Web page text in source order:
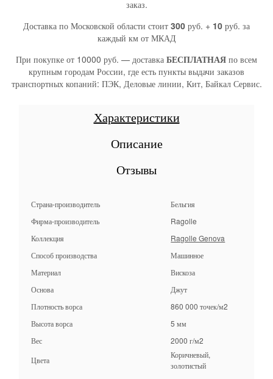
заказ.
Доставка по Московской области стоит 300 руб. + 10 руб. за
каждый км от МКАД
При покупке от 10000 руб. — доставка БЕСПЛАТНАЯ по всем
крупным городам России, где есть пункты выдачи заказов
транспортных копаний: ПЭК, Деловые линии, Кит, Байкал Сервис.
Характеристики
Описание
Отзывы
Страна-производитель
Бельгия
Фирма-производитель
Ragolle
Коллекция
Ragolle Genova
Способ производства
Машинное
Материал
Вискоза
Основа
Джут
Плотность ворса
860 000 точек/м2
Высота ворса
5 мм
Вес
2000 г/м2
Цвета
Коричневый,
золотистый